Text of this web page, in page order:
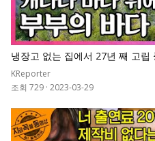
냉장고 없는 집에서 27년 째 고립
다 부부가 직접 건설한 바다 낙원!
KReporter
조회 729 · 2023-03-29